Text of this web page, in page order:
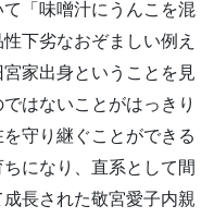
「味噌汁にうんこを混
下劣なおぞましい例え
家出身ということを見
はないことがはっきり
守り継ぐことができる
になり、直系として間
長された敬宮愛子内親